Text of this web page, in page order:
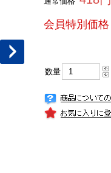
数量